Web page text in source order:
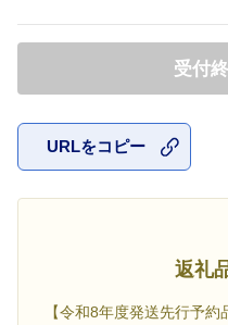
受付
URLをコピー
返礼
【令和8年度発送先行予